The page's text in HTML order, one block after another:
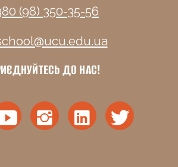
(98) 350-35-56
ДО НАС!